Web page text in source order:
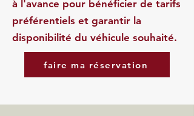
à l'avance pour bénéficier de tarifs
préférentiels et garantir la
disponibilité du véhicule souhaité.
faire ma réservation